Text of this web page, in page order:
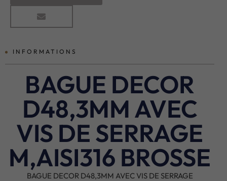
INFORMATIONS
BAGUE DECOR
D48,3MM AVEC
VIS DE SERRAGE
M,AISI316 BROSSE
BAGUE DECOR D48,3MM AVEC VIS DE SERRAGE